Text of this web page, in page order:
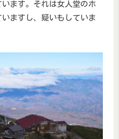
ます。それは女人堂のホ
ますし、疑いもしていま